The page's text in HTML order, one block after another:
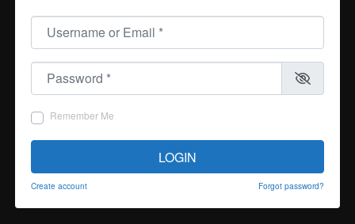
Username or Email
Password
Remember Me
LOGIN
Create account Forgot password?